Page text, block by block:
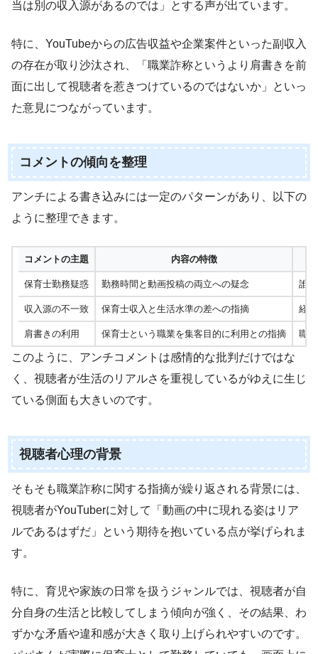
当は別の収入源があるのでは」とする声が出ています。
特に、YouTubeからの広告収益や企業案件といった副収入
の存在が取り沙汰され、「職業詐称というより肩書きを前
面に出して視聴者を惹きつけているのではないか」といっ
た意見につながっています。
コメントの傾向を整理
アンチによる書き込みには一定のパターンがあり、以下の
ように整理できます。
コメントの主題 内容の特徴
保育士勤務疑惑 勤務時間と動画投稿の両立への疑念 誰
収入源の不一致 保育士収入と生活水準の差への指摘 経
肩書きの利用 保育士という職業を集客目的に利用との指摘 職
このように、アンチコメントは感情的な批判だけではな
く、視聴者が生活のリアルさを重視しているがゆえに生じ
ている側面も大きいのです。
視聴者心理の背景
そもそも職業詐称に関する指摘が繰り返される背景には、
視聴者がYouTuberに対して「動画の中に現れる姿はリア
ルであるはずだ」という期待を抱いている点が挙げられま
す。
特に、育児や家族の日常を扱うジャンルでは、視聴者が自
分自身の生活と比較してしまう傾向が強く、その結果、わ
ずかな矛盾や違和感が大きく取り上げられやすいのです。